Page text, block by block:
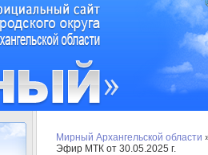
Мирный Архангельской области
Эфир МТК от 30.05.2025 г.